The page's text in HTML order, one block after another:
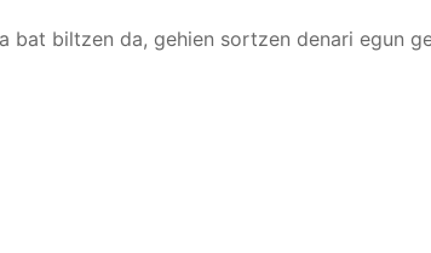
bat biltzen da, gehien sortzen denari egun